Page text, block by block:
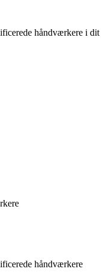
håndværkere i dit
håndværkere